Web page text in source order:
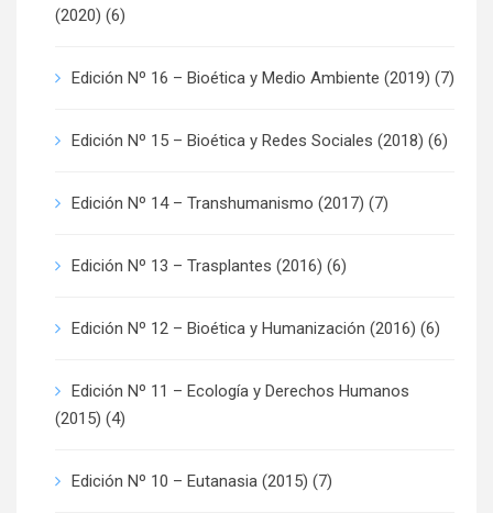
(2020) (6)
Edición Nº 16 – Bioética y Medio Ambiente (2019) (7)
Edición Nº 15 – Bioética y Redes Sociales (2018) (6)
Edición Nº 14 – Transhumanismo (2017) (7)
Edición Nº 13 – Trasplantes (2016) (6)
Edición Nº 12 – Bioética y Humanización (2016) (6)
Edición Nº 11 – Ecología y Derechos Humanos
(2015) (4)
Edición Nº 10 – Eutanasia (2015) (7)